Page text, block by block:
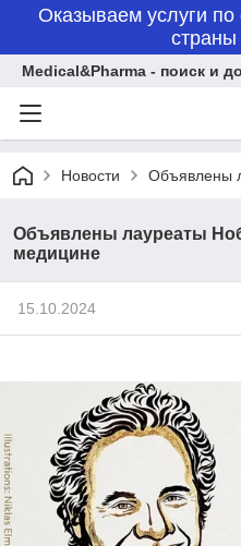
Оказываем услуги по
Medical&Pharma - поиск и
Новости Объявлены
Объявлены лауреаты
медицине
15.10.2024